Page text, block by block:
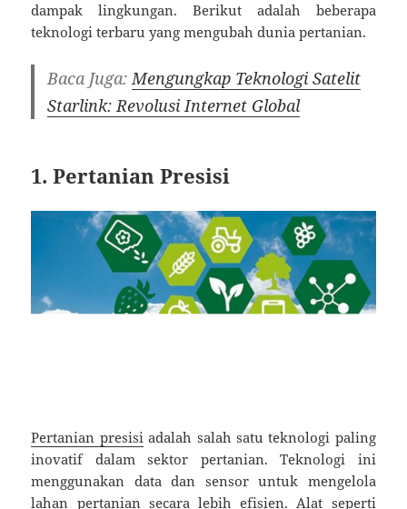
dampak lingkungan. Berikut adalah beberapa
teknologi terbaru yang mengubah dunia pertanian.
Baca Juga: Mengungkap Teknologi Satelit
Starlink: Revolusi Internet Global
1. Pertanian Presisi
Pertanian presisiadalah salah satu teknologi paling
inovatif dalam sektor pertanian. Teknologi ini
menggunakan data dan sensor untuk mengelola
lahan pertanian secara lebih efisien. Alat seperti